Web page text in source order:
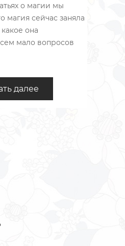
о магии мы
магия сейчас заняла
она
мало вопросов
преуспеть и
больше, чем это
далее